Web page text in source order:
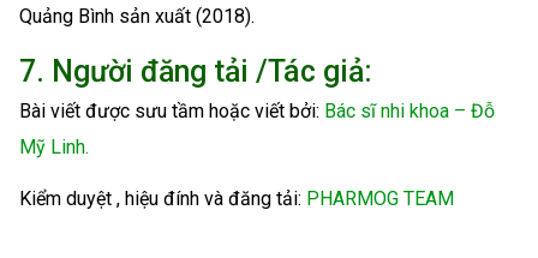
Quảng Bình sản xuất (2018).
7. Người đăng tải /Tác giả:
Bài viết được sưu tầm hoặc viết bởi: Bác sĩ nhi khoa – Đỗ
Mỹ Linh.
Kiểm duyệt , hiệu đính và đăng tải: PHARMOG TEAM